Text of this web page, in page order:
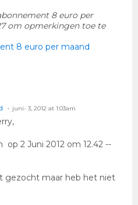
8 euro per
om opmerkingen toe te
8 euro per maand
juni- 3, 2012 at 1:03am
2 Juni 2012 om 12.42 --
gezocht maar heb het niet